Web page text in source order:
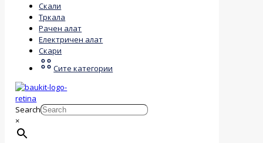
Скали
Тркала
Рачен алат
Електричен алат
Скари
Сите категории
Search
×